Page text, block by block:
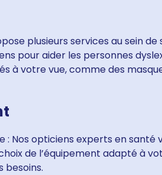
plusieurs services au sein de
pour aider les personnes
à votre vue, comme des
: Nos opticiens experts en santé
de l’équipement adapté à
besoins.